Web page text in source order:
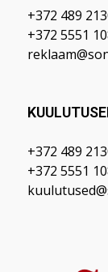
+372 489
+372 5551
+372 489
+372 5551